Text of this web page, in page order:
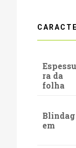
Espessu
ra da
folha
Blindag
em